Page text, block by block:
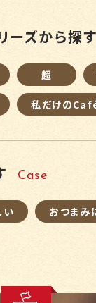
ーズから探す
超
私だけの
Case
い おつまみ